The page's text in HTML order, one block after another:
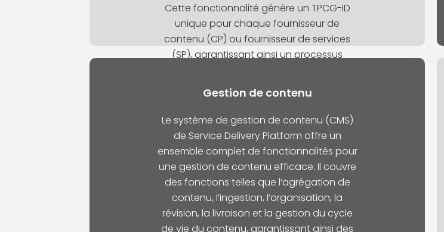
Cette fonctionnalité génère un TPCG-ID
unique pour chaque fournisseur de
contenu (CP) ou fournisseur de services
(SP), garantissant ainsi un processus
tous les partenaires.
Gestion de contenu
Le système de gestion de contenu (CMS)
de Service Delivery Platform offre un
ensemble complet de fonctionnalités pour
une gestion de contenu efficace. Il couvre
des fonctions telles que l’agrégation de
contenu, l’ingestion, l’organisation, la
révision, la livraison et la gestion du cycle
de vie du contenu, garantissant ainsi des